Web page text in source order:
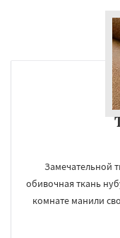
Замечательной
обивочная ткань
комнате манили